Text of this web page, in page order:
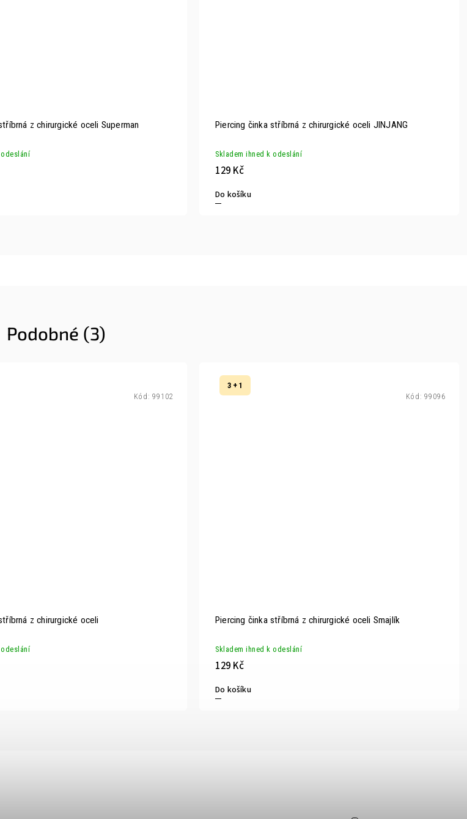
z chirurgické oceli Superman Piercing činka stříbrná z chirurgické oceli JINJANG
Skladem ihned k odeslání
129 Kč
Do košíku
Podobné (3)
z chirurgické oceli
Kód: 99102
3 + 1
Piercing činka stříbrná z chirurgické oceli Smajlík
Skladem ihned k odeslání
129 Kč
Do košíku
Kód: 99096